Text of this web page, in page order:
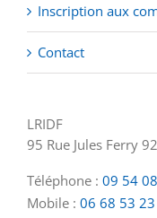
Inscription aux
Contact
LRIDF
95 Rue Jules Ferry
Téléphone : 09 54
Mobile : 06 68 53